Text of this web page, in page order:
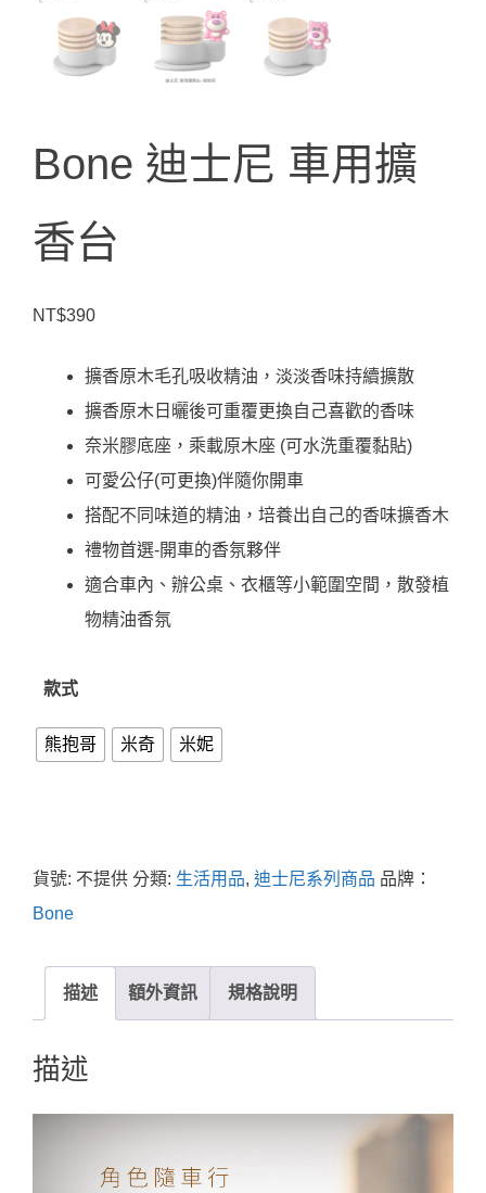
Bone 迪士尼 車用擴
香台
NT$390
擴香原木毛孔吸收精油，淡淡香味持續擴散
擴香原木日曬後可重覆更換自己喜歡的香味
奈米膠底座，乘載原木座 (可水洗重覆黏貼)
可愛公仔(可更換)伴隨你開車
搭配不同味道的精油，培養出自己的香味擴香木
禮物首選-開車的香氛夥伴
適合車內、辦公桌、衣櫃等小範圍空間，散發植
物精油香氛
款式
熊抱哥 米奇 米妮
貨號: 不提供 分類: 生活用品, 迪士尼系列商品 品牌：
Bone
描述 額外資訊 規格說明
描述